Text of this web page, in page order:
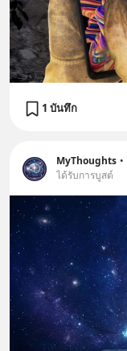
1 บันทึก
MyThoughts •
ได้รับการบูสต์